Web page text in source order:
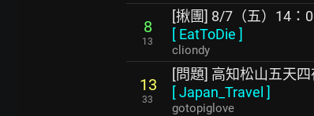
8
13
[揪團] 8/7（五）14：
[ EatToDie ]
cliondy
13
33
[問題] 高知松山五天
[Japan_Travel ]
gotopiglove